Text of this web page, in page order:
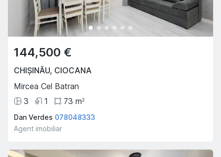
144,500 €
CHIȘINĂU, CIOCANA
Mircea Cel Batran
3
1 73 m2
Dan Verdes 078048333
Agent imobiliar